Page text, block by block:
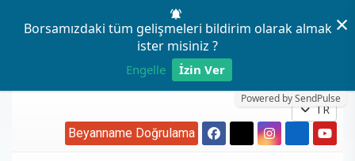
Borsamızdaki tüm gelişmeleri bildirim olarak almak
ister misiniz ?
Engelle İzin Ver
Powered by SendPulse
×
TR
Beyanname Doğrulama